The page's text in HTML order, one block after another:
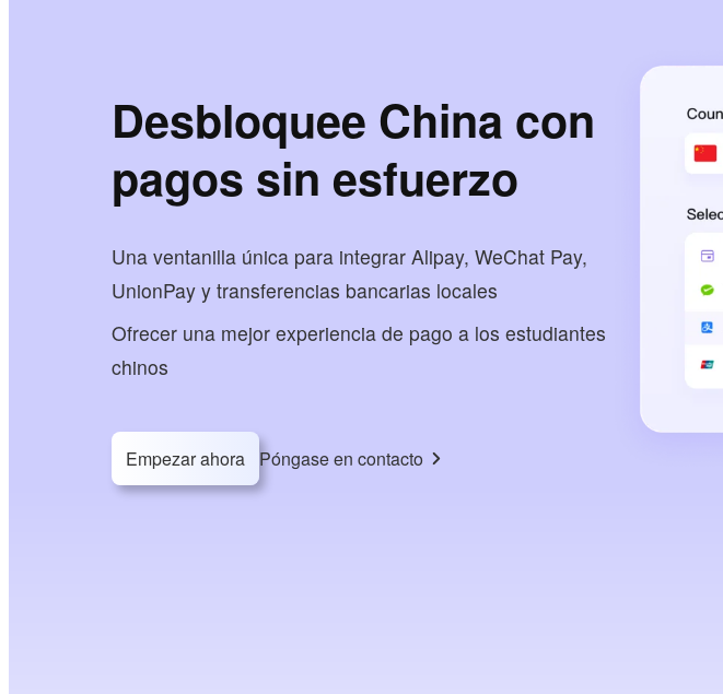
Desbloquee China con
pagos sin esfuerzo
Una ventanilla única para integrar Alipay, WeChat Pay,
UnionPay y transferencias bancarias locales
Ofrecer una mejor experiencia de pago a los estudiantes
chinos
Empezar ahora Póngase en contacto